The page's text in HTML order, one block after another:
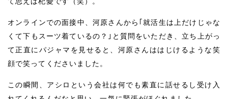
オンラインでの面接中、河原さんから｢就活生は上だけじゃな
くて下もスーツ着ているの？｣と質問をいただき、立ち上がっ
て正直にパジャマを見せると、河原さんははじけるような笑
顔で笑ってくださいました。
この瞬間、アシロという会社は何でも素直に話せるし受け入